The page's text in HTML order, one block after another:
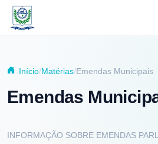
Pular para o conteúdo principal
Início Matérias Emendas Municipais
Emendas
INFORMAÇÃO SOBRE EMENDAS